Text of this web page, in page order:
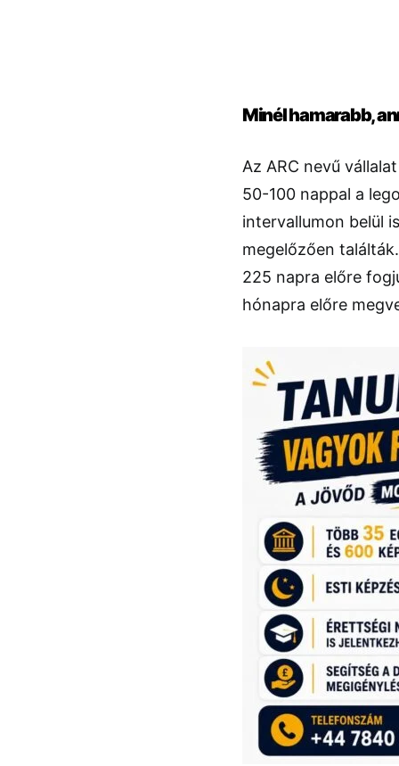
Minél hamarabb,
Az ARC nevű
50-100 nappal a
intervallumon belül
megelőzően
225 napra előre
hónapra előre